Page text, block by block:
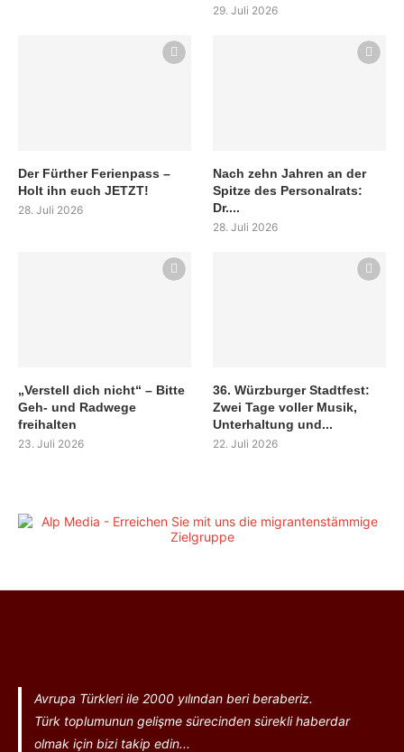
29. Juli 2026
Der Fürther Ferienpass –
Holt ihn euch JETZT!
28. Juli 2026
Nach zehn Jahren an der
Spitze des Personalrats:
Dr....
28. Juli 2026
„Verstell dich nicht“ – Bitte
Geh- und Radwege
freihalten
23. Juli 2026
36. Würzburger Stadtfest:
Zwei Tage voller Musik,
Unterhaltung und...
22. Juli 2026
Avrupa Türkleri ile 2000 yılından beri beraberiz.
Türk toplumunun gelişme sürecinden sürekli haberdar
olmak için bizi takip edin...